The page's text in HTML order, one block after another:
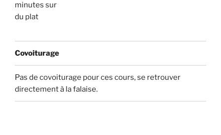
minutes sur
du plat
Covoiturage
Pas de covoiturage pour ces cours, se retrouver
directement à la falaise.